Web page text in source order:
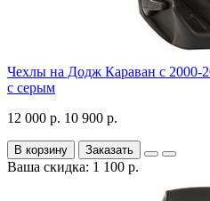
Чехлы на Додж Караван с 2000-
с серым
12 000 р. 10 900 р.
В корзину Заказать
Ваша скидка: 1 100 р.